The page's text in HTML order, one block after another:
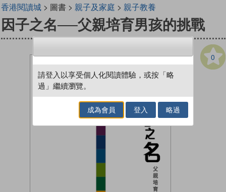
香港閱讀城> 圖書 > 親子及家庭 > 親子教養
因子之名──父親培育男孩的挑戰
0
請登入以享受個人化閱讀體驗，或按「略
過」繼續瀏覽。
成為會員 登入 略過